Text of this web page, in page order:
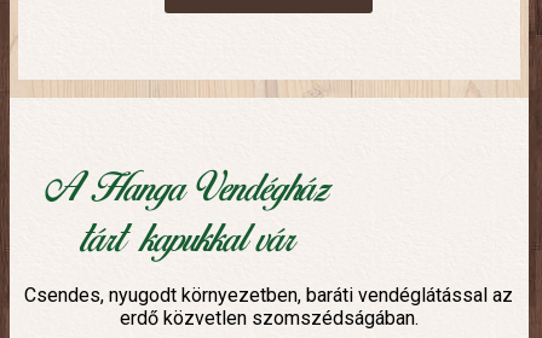
A Hanga Vendégház
tárt kapukkal vár
Csendes, nyugodt környezetben, baráti vendéglátással az
erdő közvetlen szomszédságában.